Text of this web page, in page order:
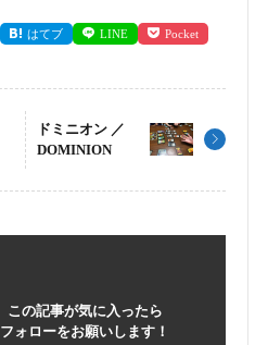
はてブ LINE Pocket
ドミニオン ／
DOMINION
この記事が気に入ったら
フォローをお願いします！